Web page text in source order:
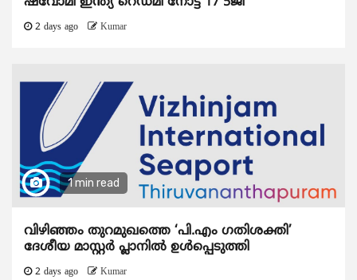
2 days ago Kumar
1 min read
വിഴിഞ്ഞം തുറമുഖത്തെ ‘പി.എം ഗതിശക്തി’
ദേശീയ മാസ്റ്റർ പ്ലാനിൽ ഉൾപ്പെടുത്തി
2 days ago Kumar